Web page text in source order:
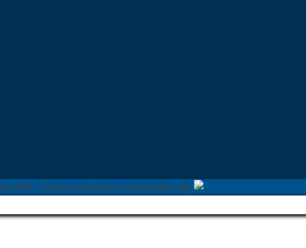
AEP - Todos os direitos reservados. By: